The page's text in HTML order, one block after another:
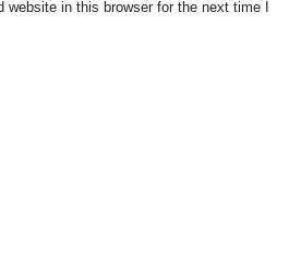
in this browser for the next time I